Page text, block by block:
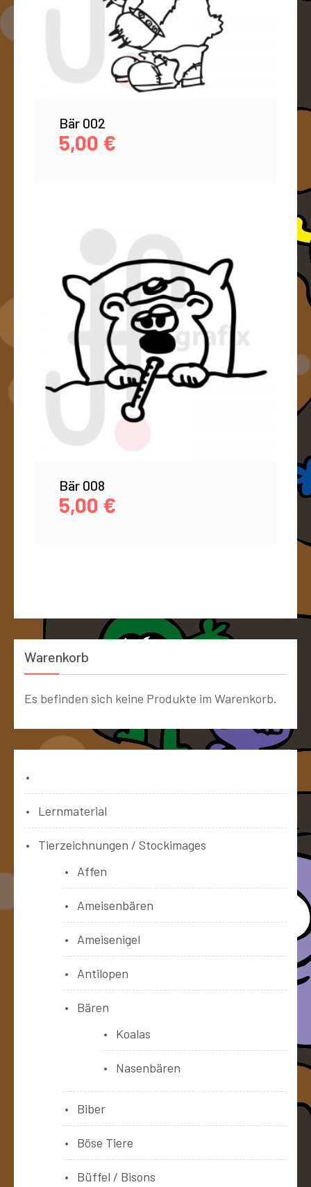
Bär 002
5,00 €
Bär 008
5,00 €
Warenkorb
Es befinden sich keine Produkte im Warenkorb.
Lernmaterial
Tierzeichnungen / Stockimages
Affen
Ameisenbären
Ameisenigel
Antilopen
Bären
Koalas
Nasenbären
Biber
Böse Tiere
Büffel / Bisons